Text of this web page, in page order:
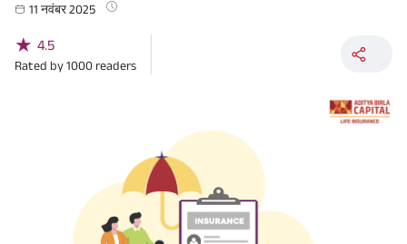
11 नवंबर 2025
★ 4.5
Rated by1000 readers